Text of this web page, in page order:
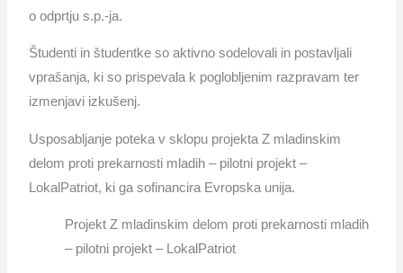
o odprtju s.p.-ja.
Študenti in študentke so aktivno sodelovali in postavljali
vprašanja, ki so prispevala k poglobljenim razpravam ter
izmenjavi izkušenj.
Usposabljanje poteka v sklopu projekta Z mladinskim
delom proti prekarnosti mladih – pilotni projekt –
LokalPatriot, ki ga sofinancira Evropska unija.
Projekt Z mladinskim delom proti prekarnosti mladih
– pilotni projekt – LokalPatriot